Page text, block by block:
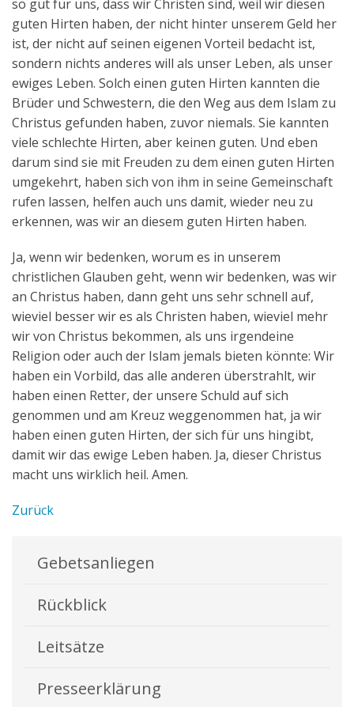
so gut für uns, dass wir Christen sind, weil wir diesen
guten Hirten haben, der nicht hinter unserem Geld her
ist, der nicht auf seinen eigenen Vorteil bedacht ist,
sondern nichts anderes will als unser Leben, als unser
ewiges Leben. Solch einen guten Hirten kannten die
Brüder und Schwestern, die den Weg aus dem Islam zu
Christus gefunden haben, zuvor niemals. Sie kannten
viele schlechte Hirten, aber keinen guten. Und eben
darum sind sie mit Freuden zu dem einen guten Hirten
umgekehrt, haben sich von ihm in seine Gemeinschaft
rufen lassen, helfen auch uns damit, wieder neu zu
erkennen, was wir an diesem guten Hirten haben.
Ja, wenn wir bedenken, worum es in unserem
christlichen Glauben geht, wenn wir bedenken, was wir
an Christus haben, dann geht uns sehr schnell auf,
wieviel besser wir es als Christen haben, wieviel mehr
wir von Christus bekommen, als uns irgendeine
Religion oder auch der Islam jemals bieten könnte: Wir
haben ein Vorbild, das alle anderen überstrahlt, wir
haben einen Retter, der unsere Schuld auf sich
genommen und am Kreuz weggenommen hat, ja wir
haben einen guten Hirten, der sich für uns hingibt,
damit wir das ewige Leben haben. Ja, dieser Christus
macht uns wirklich heil. Amen.
Zurück
Gebetsanliegen
Rückblick
Leitsätze
Presseerklärung